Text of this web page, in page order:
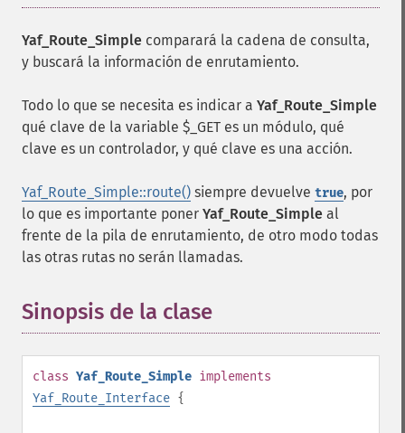
Yaf_Route_Simple comparará la cadena de consulta,
y buscará la información de enrutamiento.
Todo lo que se necesita es indicar a Yaf_Route_Simple
qué clave de la variable $_GET es un módulo, qué
clave es un controlador, y qué clave es una acción.
Yaf_Route_Simple::route() siempre devuelve true, por
lo que es importante poner Yaf_Route_Simple al
frente de la pila de enrutamiento, de otro modo todas
las otras rutas no serán llamadas.
Sinopsis de la clase
class Yaf_Route_Simple implements
Yaf_Route_Interface {